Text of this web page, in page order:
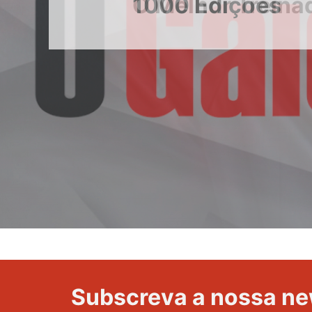
etapa
Portugal
1000 Edições
Subscreva a nossa